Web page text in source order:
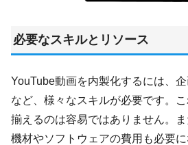
必要なスキルとリソース
YouTube動画を内製化するには、
など、様々なスキルが必要です。
揃えるのは容易ではありません。
機材やソフトウェアの費用も必要に